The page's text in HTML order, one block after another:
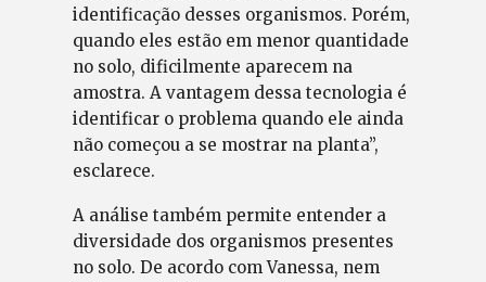
identificação desses organismos. Porém,
quando eles estão em menor quantidade
no solo, dificilmente aparecem na
amostra. A vantagem dessa tecnologia é
identificar o problema quando ele ainda
não começou a se mostrar na planta”,
esclarece.
A análise também permite entender a
diversidade dos organismos presentes
no solo. De acordo com Vanessa, nem